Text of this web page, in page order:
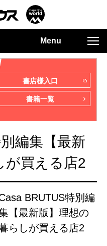
Menu
書店様入口
書籍一覧
編集【最新
が買える店2
BRUTUS特別編
【最新版】理想の
らしが買える店2